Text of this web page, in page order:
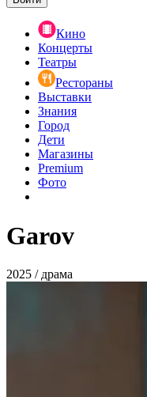
Кино
Концерты
Театры
Рестораны
Выставки
Знания
Город
Дети
Магазины
Premium
Фото
Garov
2025 / драма